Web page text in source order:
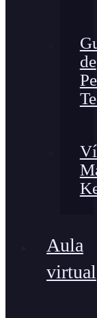
de
Aula
virtual